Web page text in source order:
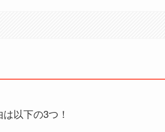
以下の3つ！